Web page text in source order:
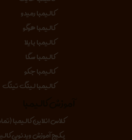
کالیمبا رمیدو
کالیمبا هوگو
کالیمبا بایلا
کالیمبا سگا
کالیمبا جکو
کالیمبا لینگ تینگ
کلاس انلاین کالیمبا
پکیج آموزش ویدئویی